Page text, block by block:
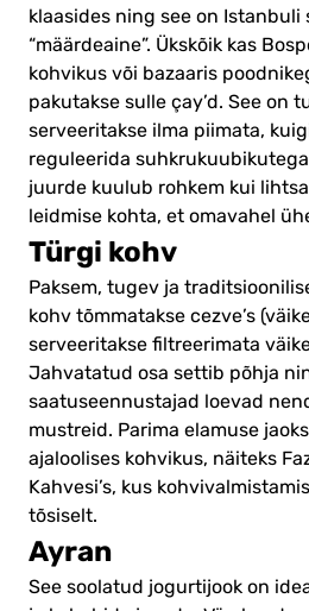
klaasides ning see on Istanbuli
“määrdeaine”. Ükskõik kas
kohvikus või bazaaris
pakutakse sulle çay’d. See on
serveeritakse ilma piimata,
reguleerida
juurde kuulub rohkem kui
leidmise kohta, et omavahel
Türgi kohv
Paksem, tugev ja
kohv tõmmatakse cezve’s
serveeritakse filtreerimata
Jahvatatud osa settib põhja
saatuseennustajad loevad
mustreid. Parima elamuse
ajaloolises kohvikus, näiteks
Kahvesi’s, kus
tõsiselt.
Ayran
See soolatud jogurtijook on